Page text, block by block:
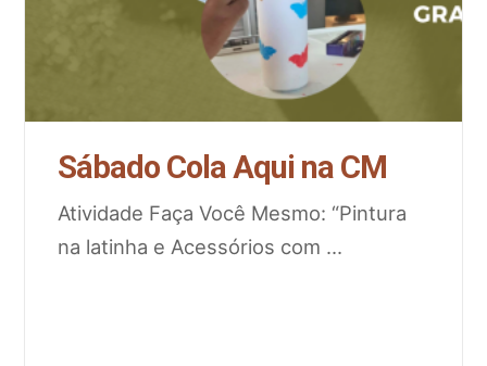
Sábado Cola Aqui na CM
Atividade Faça Você Mesmo: “Pintura
na latinha e Acessórios com ...